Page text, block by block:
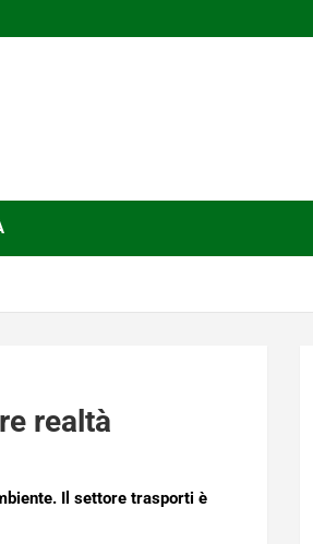
realtà
Il settore trasporti è